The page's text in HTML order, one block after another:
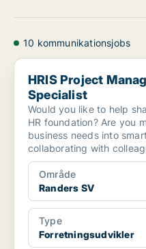
10 kommunikationsjobs
HRIS Project Manager &
HRIS Project
Specialist
Would you like to help
HR foundation? Are you
business needs into
collaborating with
Område
Randers SV
Type
Forretningsudvikler